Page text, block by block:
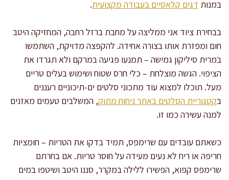
במנות דגים קלאסיים בעבודה מקצועית.
בבחירת ציוד אני ממליצה על מחבת ברזל רחבה, המחזיקה היטב
חום ומפזרת אותו בצורה אחידה. להקפצה מדויקת, השתמשו
במרית סיליקון גמישה – תמנעו פגיעה במרקם ולא תגרדו את
הציפוי. הגשה מוצלחת – כלי חרס שטוח ושימוש בעלים טריים
מעל. תוכלו למצוא עוד מתכוני סלטים ים-תיכוניים רעננים
בקטגוריית הסלטים באתר ניחוח מתוק, המשלבים טעמים מאזנים
למנה עשירה כמו זו.
כשאתם עובדים עם שרימפס, תמיד בדקו את הטריות – חומציות
חריפה או ריח לא נעים מעידה על חוסר טריות. אם בחרתם
שרימפס קפוא, הפשירו ללילה במקרר, סננו היטב ושיטפו במים